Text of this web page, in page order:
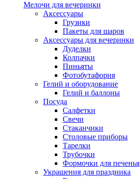
Мелочи для вечеринки
Аксессуары
Грузики
Пакеты для шаров
Аксессуары для вечеринки
Дуделки
Колпачки
Пиньяты
Фотобутафория
Гелий и оборудование
Гелий и баллоны
Посуда
Салфетки
Свечи
Стаканчики
Столовые приборы
Тарелки
Трубочки
Формочки для печенья
Украшения для праздника